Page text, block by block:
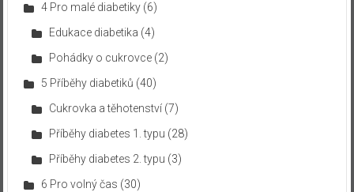
4 Pro malé diabetiky(6)
Edukace diabetika (4)
Pohádky o cukrovce(2)
5 Příběhy diabetiků (40)
Cukrovka a těhotenství(7)
Příběhy diabetes 1. typu (28)
Příběhy diabetes 2. typu (3)
6 Pro volný čas (30)